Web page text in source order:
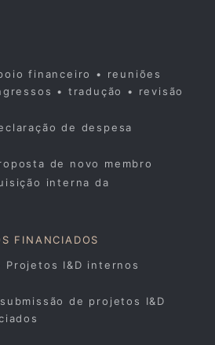
financeiro • reuniões
• tradução • revisão
de despesa
de novo membro
interna da
FINANCIADOS
Projetos I&D internos
de projetos I&D